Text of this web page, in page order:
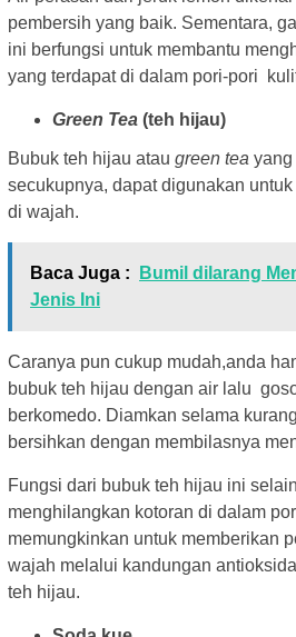
pembersih yang baik. Sementara,
ini berfungsi untuk membantu
yang terdapat di dalam pori-pori
Green Tea (teh hijau)
Bubuk teh hijau atau green tea yang
secukupnya, dapat digunakan
di wajah.
Baca Juga :
Bumil dilarang
Jenis Ini
Caranya pun cukup mudah,anda
bubuk teh hijau dengan air lalu
berkomedo. Diamkan selama
bersihkan dengan membilasnya
Fungsi dari bubuk teh hijau ini
menghilangkan kotoran di dalam
memungkinkan untuk memberikan
wajah melalui kandungan
teh hijau.